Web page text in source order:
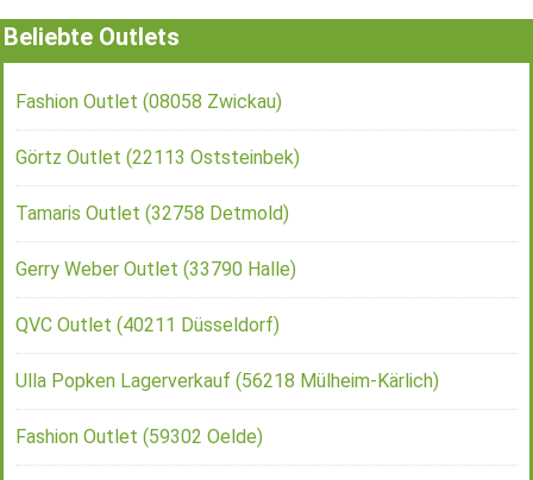
Beliebte Outlets
Fashion Outlet (08058 Zwickau)
Görtz Outlet (22113 Oststeinbek)
Tamaris Outlet (32758 Detmold)
Gerry Weber Outlet (33790 Halle)
QVC Outlet (40211 Düsseldorf)
Ulla Popken Lagerverkauf (56218 Mülheim-Kärlich)
Fashion Outlet (59302 Oelde)